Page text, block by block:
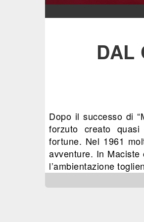
DAL
Dopo il successo di
forzuto creato quasi
fortune. Nel 1961
avventure. In
l’ambientazione